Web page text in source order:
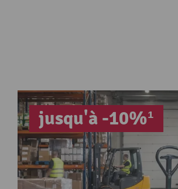
jusqu'à -10%¹